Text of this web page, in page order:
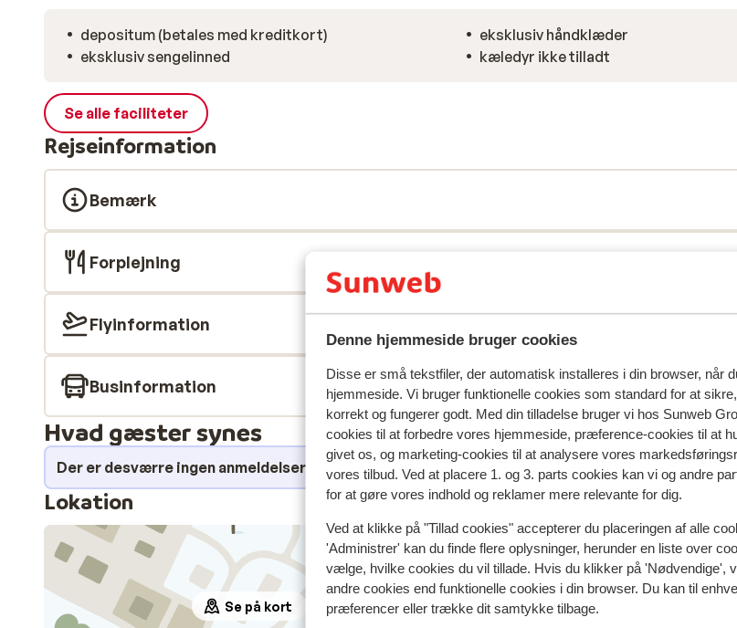
Denne hjemmeside bruger cookies
Disse er små tekstfiler, der automatisk installeres i din browser, når
hjemmeside. Vi bruger funktionelle cookies som standard for at
korrekt og fungerer godt. Med din tilladelse bruger vi hos Sunweb
cookies til at forbedre vores hjemmeside, præference-cookies til at
givet os, og marketing-cookies til at analysere vores
vores tilbud. Ved at placere 1. og 3. parts cookies kan vi og andre
for at gøre vores indhold og reklamer mere relevante for dig.
Ved at klikke på "Tillad cookies" accepterer du placeringen af alle
'Administrer' kan du finde flere oplysninger, herunder en liste over
vælge, hvilke cookies du vil tillade. Hvis du klikker på 'Nødvendige',
andre cookies end funktionelle cookies i din browser. Du kan til
præferencer eller trække dit samtykke tilbage.
depositum (betales med kreditkort)
eksklusiv sengelinned
eksklusiv håndklæder
kæledyr ikke tilladt
Se alle faciliteter
Rejseinformation
Bemærk
Forplejning
Flyinformation
Businformation
Hvad gæster synes
Der er desværre ingen anmeldelser for dette overnatningssted i øjeblikket.
Lokation
Se på kort
I området
Afstand til centrum: ca. 200 meter
Indkvartering med forskellig
Afstand til skipiste ca. 20 meter